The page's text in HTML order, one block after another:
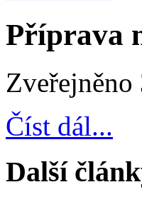
Příprava
Číst dál...
Další